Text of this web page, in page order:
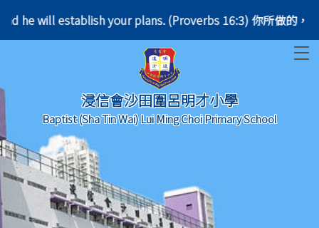
he will establish your plans. (Proverbs 16:3) 你所做的，要
浸信會沙田圍呂明才小學
Baptist (Sha Tin Wai) Lui Ming Choi Primary School